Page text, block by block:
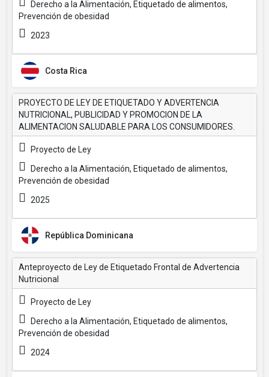
Derecho a la Alimentación, Etiquetado de alimentos,
Prevención de obesidad
2023
Costa Rica
PROYECTO DE LEY DE ETIQUETADO Y ADVERTENCIA
NUTRICIONAL, PUBLICIDAD Y PROMOCION DE LA
ALIMENTACION SALUDABLE PARA LOS CONSUMIDORES.
Proyecto de Ley
Derecho a la Alimentación, Etiquetado de alimentos,
Prevención de obesidad
2025
República Dominicana
Anteproyecto de Ley de Etiquetado Frontal de Advertencia
Nutricional
Proyecto de Ley
Derecho a la Alimentación, Etiquetado de alimentos,
Prevención de obesidad
2024